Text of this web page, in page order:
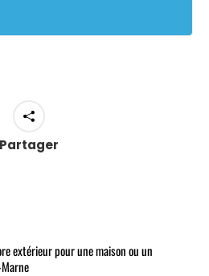
Partager
extérieur pour une maison ou un